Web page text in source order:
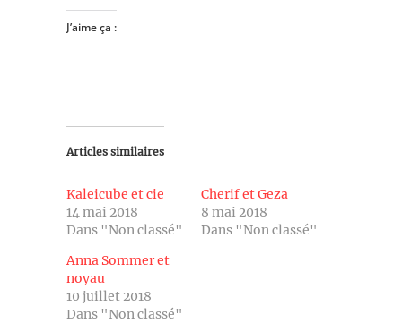
J’aime ça :
Articles similaires
Kaleicube et cie
14 mai 2018
Dans "Non classé"
Cherif et Geza
8 mai 2018
Dans "Non classé"
Anna Sommer et
noyau
10 juillet 2018
Dans "Non classé"